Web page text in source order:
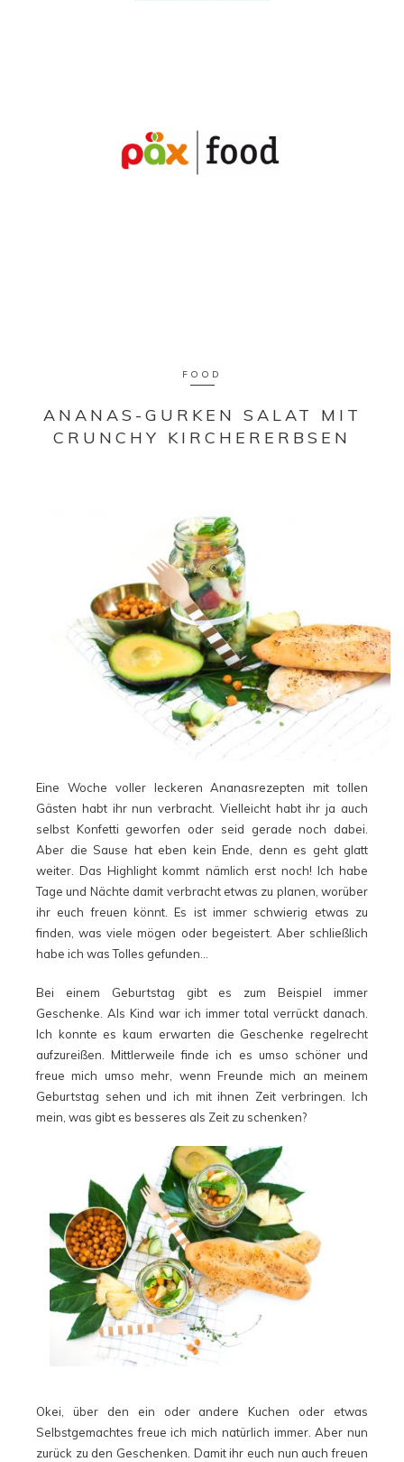
FOOD
ANANAS-GURKEN SALAT MIT
CRUNCHY KIRCHERERBSEN
Eine Woche voller leckeren Ananasrezepten mit tollen
Gästen habt ihr nun verbracht. Vielleicht habt ihr ja auch
selbst Konfetti geworfen oder seid gerade noch dabei.
Aber die Sause hat eben kein Ende, denn es geht glatt
weiter. Das Highlight kommt nämlich erst noch! Ich habe
Tage und Nächte damit verbracht etwas zu planen, worüber
ihr euch freuen könnt. Es ist immer schwierig etwas zu
finden, was viele mögen oder begeistert. Aber schließlich
habe ich was Tolles gefunden…
Bei einem Geburtstag gibt es zum Beispiel immer
Geschenke. Als Kind war ich immer total verrückt danach.
Ich konnte es kaum erwarten die Geschenke regelrecht
aufzureißen. Mittlerweile finde ich es umso schöner und
freue mich umso mehr, wenn Freunde mich an meinem
Geburtstag sehen und ich mit ihnen Zeit verbringen. Ich
mein, was gibt es besseres als Zeit zu schenken?
Okei, über den ein oder andere Kuchen oder etwas
Selbstgemachtes freue ich mich natürlich immer. Aber nun
zurück zu den Geschenken. Damit ihr euch nun auch freuen